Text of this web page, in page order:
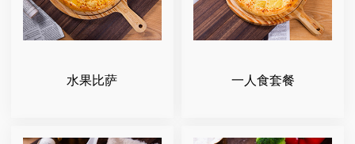
水果比萨 一人食套餐